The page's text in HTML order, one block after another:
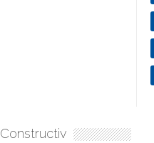
Constructiv